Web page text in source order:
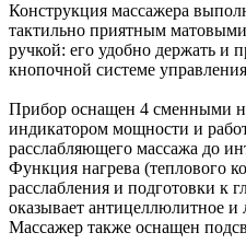
Конструкция массажера
тактильно приятным
ручкой: его удобно держать и
кнопочной системе
Прибор оснащен 4 сменными
индикатором мощности и
расслабляющего массажа до
Функция нагрева (теплового
расслабления и подготовки к
оказывает антицеллюлитное
Массажер также оснащен